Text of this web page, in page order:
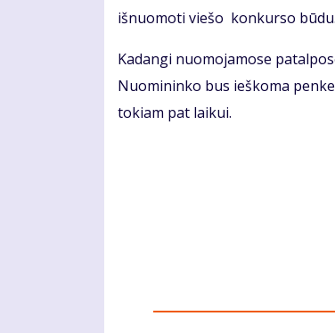
išnuomoti viešo konkurso
Kadangi nuomojamose
Nuomininko bus ieškoma
tokiam pat laikui.